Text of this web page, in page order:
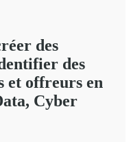
des
des
et offreurs en
Cyber